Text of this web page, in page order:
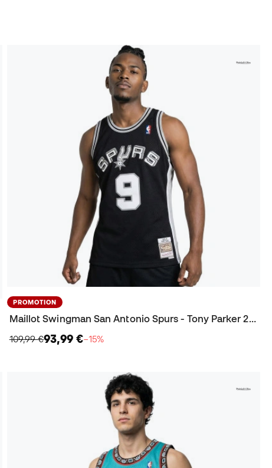
PROMOTION
Maillot Swingman San Antonio Spurs - Tony Parker 2001
109,99 €93,99 €−15%